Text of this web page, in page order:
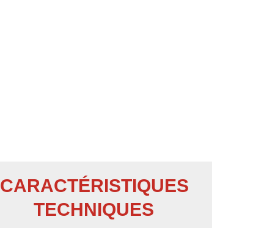
CARACTÉRISTIQUES
TECHNIQUES